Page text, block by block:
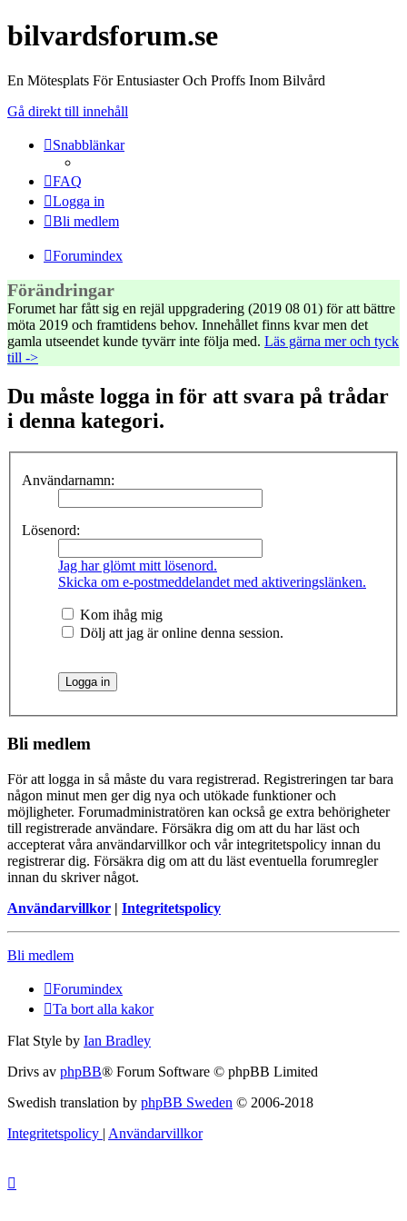
bilvardsforum.se
En Mötesplats För Entusiaster Och Proffs Inom Bilvård
Gå direkt till innehåll
Snabblänkar
FAQ
Logga in
Bli medlem
Forumindex
Förändringar
Forumet har fått sig en rejäl uppgradering (2019 08 01) för att bättre
möta 2019 och framtidens behov. Innehållet finns kvar men det
gamla utseendet kunde tyvärr inte följa med. Läs gärna mer och tyck
till ->
Du måste logga in för att svara på trådar
i denna kategori.
Användarnamn:
Lösenord:
Jag har glömt mitt lösenord.
Skicka om e-postmeddelandet med aktiveringslänken.
Kom ihåg mig
Dölj att jag är online denna session.
Bli medlem
För att logga in så måste du vara registrerad. Registreringen tar bara
någon minut men ger dig nya och utökade funktioner och
möjligheter. Forumadministratören kan också ge extra behörigheter
till registrerade användare. Försäkra dig om att du har läst och
accepterat våra användarvillkor och vår integritetspolicy innan du
registrerar dig. Försäkra dig om att du läst eventuella forumregler
innan du skriver något.
Användarvillkor | Integritetspolicy
Bli medlem
Forumindex
Ta bort alla kakor
Flat Style by Ian Bradley
Drivs av phpBB® Forum Software © phpBB Limited
Swedish translation by phpBB Sweden © 2006-2018
Integritetspolicy | Användarvillkor